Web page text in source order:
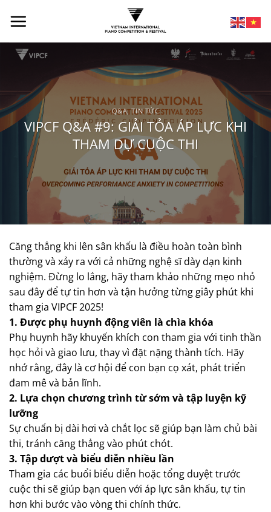
Q&A,TIN TỨC
VIPCF Q&A #9: GIẢI TỎA ÁP LỰC KHI
THAM DỰ CUỘC THI
Căng thẳng khi lên sân khấu là điều hoàn toàn bình
thường và xảy ra với cả những nghệ sĩ dày dạn kinh
nghiệm. Đừng lo lắng, hãy tham khảo những mẹo nhỏ
sau đây để tự tin hơn và tận hưởng từng giây phút khi
tham gia VIPCF 2025!
1. Được phụ huynh động viên là chìa khóa
Phụ huynh hãy khuyến khích con tham gia với tinh thần
học hỏi và giao lưu, thay vì đặt nặng thành tích. Hãy
nhớ rằng, đây là cơ hội để con bạn cọ xát, phát triển
đam mê và bản lĩnh.
2. Lựa chọn chương trình từ sớm và tập luyện kỹ
lưỡng
Sự chuẩn bị dài hơi và chắt lọc sẽ giúp bạn làm chủ bài
thi, tránh căng thẳng vào phút chót.
3. Tập dượt và biểu diễn nhiều lần
Tham gia các buổi biểu diễn hoặc tổng duyệt trước
cuộc thi sẽ giúp bạn quen với áp lực sân khấu, tự tin
hơn khi bước vào vòng thi chính thức.